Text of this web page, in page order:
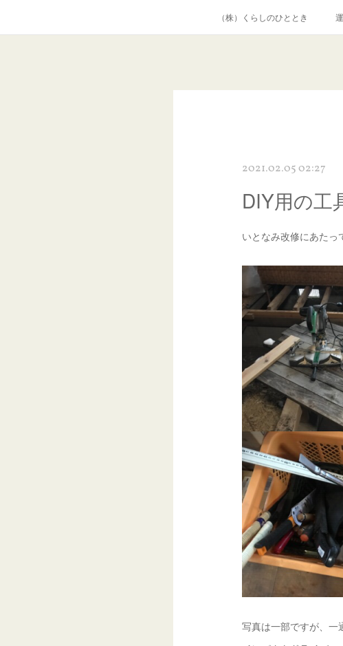
（株）くらしのひととき
2021.02.05 02:27
DIY用の工
いとなみ改修にあたっ
写真は一部ですが、一